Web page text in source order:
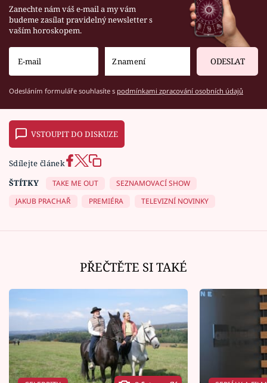
Zanechte nám váš e-mail a my vám
budeme zasílat pravidelný newsletter s
vaším horoskopem.
ODESLAT
Odesláním formuláře souhlasíte s podmínkami zpracování osobních údajů
VSTOUPIT DO DISKUZE
Sdílejte článek
ŠTÍTKY
TAKE ME OUT
SEZNAMOVACÍ SHOW
JAKUB PRACHAŘ
PREMIÉRA TELEVIZNÍ NOVINKY
PŘEČTĚTE SI TAKÉ